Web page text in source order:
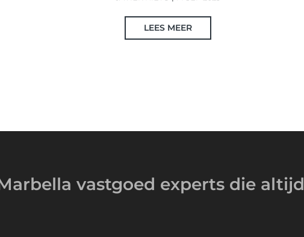
LEES MEER
vastgoed experts die altijd